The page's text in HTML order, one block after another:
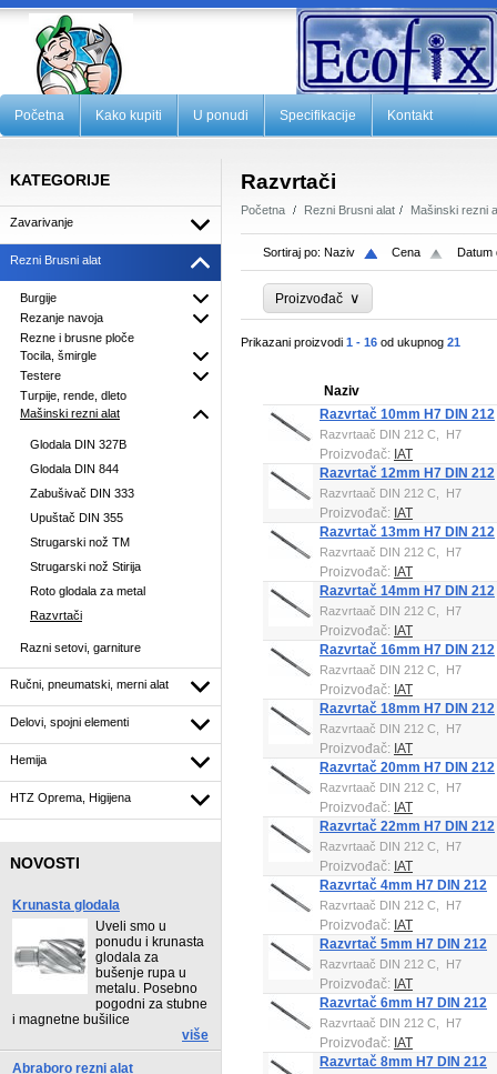
Početna Kako kupiti U ponudi Specifikacije Kontakt
KATEGORIJE
Zavarivanje
Rezni Brusni alat
Burgije
Rezanje navoja
Rezne i brusne ploče
Tocila, šmirgle
Testere
Turpije, rende, dleto
Mašinski rezni alat
Glodala DIN 327B
Glodala DIN 844
Zabušivač DIN 333
Upuštač DIN 355
Strugarski nož TM
Strugarski nož Stirija
Roto glodala za metal
Razvrtači
Razni setovi, garniture
Ručni, pneumatski, merni alat
Delovi, spojni elementi
Hemija
HTZ Oprema, Higijena
NOVOSTI
Krunasta glodala
Uveli smo u
ponudu i krunasta
glodala za
bušenje rupa u
metalu. Posebno
pogodni za stubne
i magnetne bušilice
više
Abraboro rezni alat
Razvrtači
Početna Rezni Brusni alat Mašinski rezni
Sortiraj po: Naziv Cena Datum
Proizvođač ∨
Prikazani proizvodi 1 - 16 od ukupnog 21
Naziv
Razvrtač 10mm H7 DIN 212
Razvrtaač DIN 212 C, H7
Proizvođač: IAT
Razvrtač 12mm H7 DIN 212
Razvrtaač DIN 212 C, H7
Proizvođač: IAT
Razvrtač 13mm H7 DIN 212
Razvrtaač DIN 212 C, H7
Proizvođač: IAT
Razvrtač 14mm H7 DIN 212
Razvrtaač DIN 212 C, H7
Proizvođač: IAT
Razvrtač 16mm H7 DIN 212
Razvrtaač DIN 212 C, H7
Proizvođač: IAT
Razvrtač 18mm H7 DIN 212
Razvrtaač DIN 212 C, H7
Proizvođač: IAT
Razvrtač 20mm H7 DIN 212
Razvrtaač DIN 212 C, H7
Proizvođač: IAT
Razvrtač 22mm H7 DIN 212
Razvrtaač DIN 212 C, H7
Proizvođač: IAT
Razvrtač 4mm H7 DIN 212
Razvrtaač DIN 212 C, H7
Proizvođač: IAT
Razvrtač 5mm H7 DIN 212
Razvrtaač DIN 212 C, H7
Proizvođač: IAT
Razvrtač 6mm H7 DIN 212
Razvrtaač DIN 212 C, H7
Proizvođač: IAT
Razvrtač 8mm H7 DIN 212